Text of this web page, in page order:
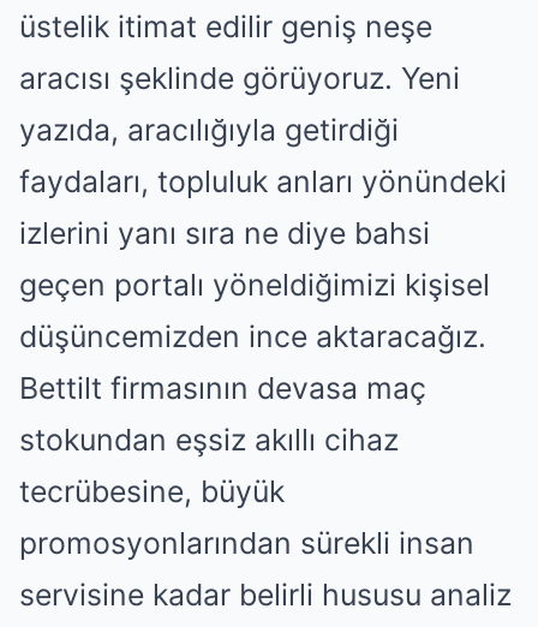
üstelik itimat edilir geniş neşe
aracısı şeklinde görüyoruz. Yeni
yazıda, aracılığıyla getirdiği
faydaları, topluluk anları yönündeki
izlerini yanı sıra ne diye bahsi
geçen portalı yöneldiğimizi kişisel
düşüncemizden ince aktaracağız.
Bettilt firmasının devasa maç
stokundan eşsiz akıllı cihaz
tecrübesine, büyük
promosyonlarından sürekli insan
servisine kadar belirli hususu analiz